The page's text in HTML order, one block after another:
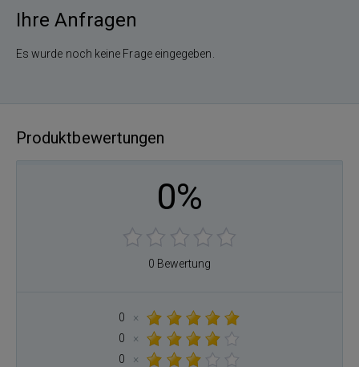
Ihre Anfragen
Es wurde noch keine Frage eingegeben.
Produktbewertungen
0%
0 Bewertung
0
×
0
×
0
×